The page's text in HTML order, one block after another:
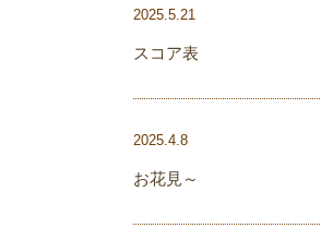
2025.5.21
スコア表
2025.4.8
お花見～